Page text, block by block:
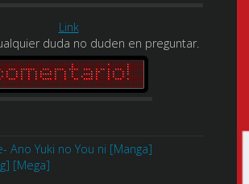
Link
duda no duden en preguntar.
Ano Yuki no You ni [Manga]
[Mega]